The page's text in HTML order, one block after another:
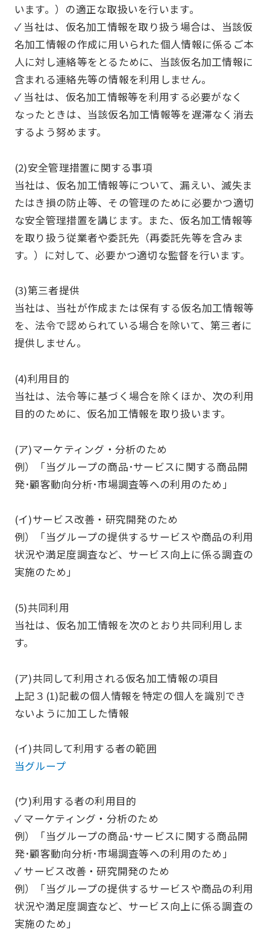
います。）の適正な取扱いを行います。
✓ 当社は、仮名加工情報を取り扱う場合は、当該仮
名加工情報の作成に用いられた個人情報に係るご本
人に対し連絡等をとるために、当該仮名加工情報に
含まれる連絡先等の情報を利用しません。
✓ 当社は、仮名加工情報等を利用する必要がなく
なったときは、当該仮名加工情報等を遅滞なく消去
するよう努めます。
(2)安全管理措置に関する事項
当社は、仮名加工情報等について、漏えい、滅失ま
たはき損の防止等、その管理のために必要かつ適切
な安全管理措置を講じます。また、仮名加工情報等
を取り扱う従業者や委託先（再委託先等を含みま
す。）に対して、必要かつ適切な監督を行います。
(3)第三者提供
当社は、当社が作成または保有する仮名加工情報等
を、法令で認められている場合を除いて、第三者に
提供しません。
(4)利用目的
当社は、法令等に基づく場合を除くほか、次の利用
目的のために、仮名加工情報を取り扱います。
(ア)マーケティング・分析のため
例）「当グループの商品･サービスに関する商品開
発･顧客動向分析･市場調査等への利用のため」
(イ)サービス改善・研究開発のため
例）「当グループの提供するサービスや商品の利用
状況や満足度調査など、サービス向上に係る調査の
実施のため」
(5)共同利用
当社は、仮名加工情報を次のとおり共同利用しま
す。
(ア)共同して利用される仮名加工情報の項目
上記３(1)記載の個人情報を特定の個人を識別でき
ないように加工した情報
(イ)共同して利用する者の範囲
当グループ
(ウ)利用する者の利用目的
✓ マーケティング・分析のため
例）「当グループの商品･サービスに関する商品開
発･顧客動向分析･市場調査等への利用のため」
✓ サービス改善・研究開発のため
例）「当グループの提供するサービスや商品の利用
状況や満足度調査など、サービス向上に係る調査の
実施のため」